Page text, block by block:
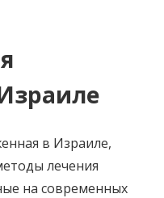
в Израиле,
лечения
на современных